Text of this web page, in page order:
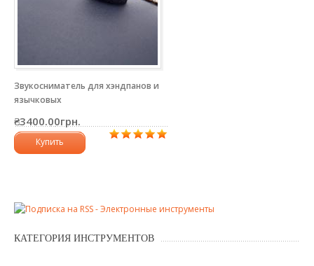
Звукосниматель для хэндпанов и
язычковых
₴3400.00грн.
Купить
КАТЕГОРИЯ ИНСТРУМЕНТОВ